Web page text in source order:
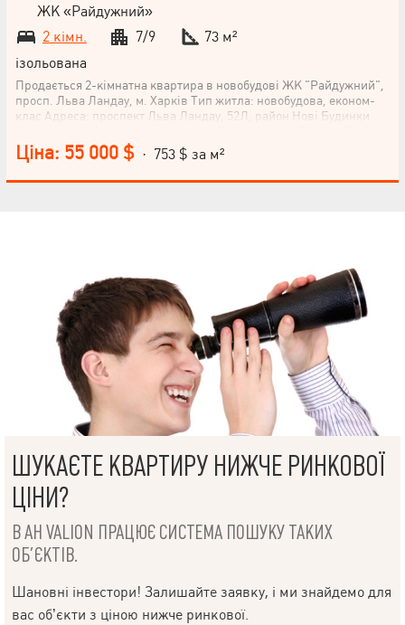
ЖК «Райдужний»
2 кімн.
7/9
73 м²
ізольована
Продається 2-кімнатна квартира в новобудові ЖК "Райдужний",
просп. Льва Ландау, м. Харків Тип житла: новобудова, економ-
клас Адреса: проспект Льва Ландау, 52Л, район Нові Будинки
Загальна площа: 73 м² Формат: кухня-студія 25 м² + спальня 14 м²
+ дитяча кімната 17,5 м² + санвузол 6,5 м² + гардеробна Переваги
квартири: Не торцева, розташована в середній секції будинку —
чистового ремонту: Машинна штукатурка стін Стяжка підлоги 10
см Залиті стики на стелі Повністю проведена електропроводка з
лічильником Виведено теплу підлогу у ванній кімнаті
Встановлено теплолічильник Т330, радіатори Лічильники на
воду Всі комунікації підключені та виведені Металопластикові
вікна, засклена лоджія, підвіконня, козирки, москітні сітки
Металеві вхідні двері Інфраструктура: Зручне транспортне
сполучення (метро, трамвай, автобуси) Поруч — Палац Спорту,
супермаркети, школи, садочки, кінотеатр, парк Розвинена
інфраструктура спального району Закрита прибудинкова
територія, 5-рівневий паркінг, дитячі майданчики Запрошуємо
до перегляду! Це чудовий варіант для сім’ї або інвестора.
Телефонуйте зараз, щоб дізнатися більше та домовитися про
зручний час перегляду.
Ціна: 55 000 $ · 753 $ за м²
ШУКАЄТЕ КВАРТИРУ НИЖЧЕ РИНКОВОЇ
ЦІНИ?
В АН VALION ПРАЦЮЄ СИСТЕМА ПОШУКУ ТАКИХ
ОБ’ЄКТІВ.
Шановні інвестори! Залишайте заявку, і ми знайдемо для
вас об’єкти з ціною нижче ринкової.